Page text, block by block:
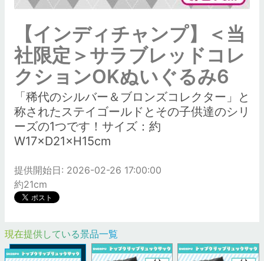
【インディチャンプ】＜当
社限定＞サラブレッドコレ
クションOKぬいぐるみ6
「稀代のシルバー＆ブロンズコレクター」と
称されたステイゴールドとその子供達のシリ
ーズの1つです！サイズ：約
W17×D21×H15cm
提供開始日: 2026-02-26 17:00:00
約21cm
現在提供している景品一覧